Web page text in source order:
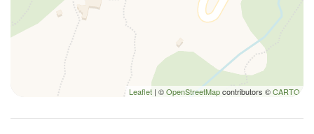
Leaflet | ©OpenStreetMapcontributors ©CARTO